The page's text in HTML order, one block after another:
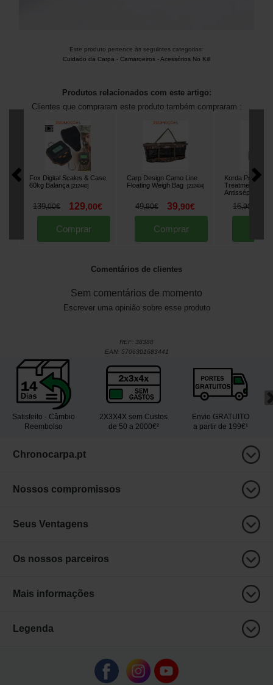
Este produto pertence às seguintes categorias:
Cuidado da Carpa - Camaroeiros -Acessórios No Kill
Produtos relacionados com este artigo:
Clientes que compraram este produto também compraram :
Fox Digital Scales & Case
60kg Balança
[212440]
139,00€ 129,00€
Comprar
Carp Design Camo Line
Floating Weigh Bag
[212484]
49,90€ 39,90€
Comprar
Korda Propolis
Treatment
Antisséptico
16,90
Comentários de clientes
Sem comentários de momento
Escrever uma opinião sobre esse produto
REF: 38388
EAN: 5706301683441
Satisfeito - Câmbio
Reembolso
2X3X4X sem Custos
de 50 a 2000€²
Envio GRATUITO
a partir de 199€¹
Chronocarpa.pt
Nossos compromissos
Seus Ventagens
Os nossos parceiros
Mais informações
Legenda